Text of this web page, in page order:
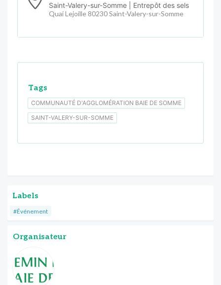
Saint-Valery-sur-Somme | Entrepôt des sels
Quai Lejoille 80230 Saint-Valery-sur-Somme
Tags
COMMUNAUTÉ D'AGGLOMÉRATION BAIE DE SOMME
SAINT-VALERY-SUR-SOMME
Labels
#Événement
Organisateur